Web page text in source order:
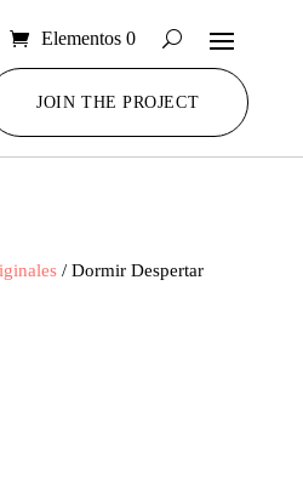
Elementos 0
JOIN THE PROJECT
/ Dormir Despertar